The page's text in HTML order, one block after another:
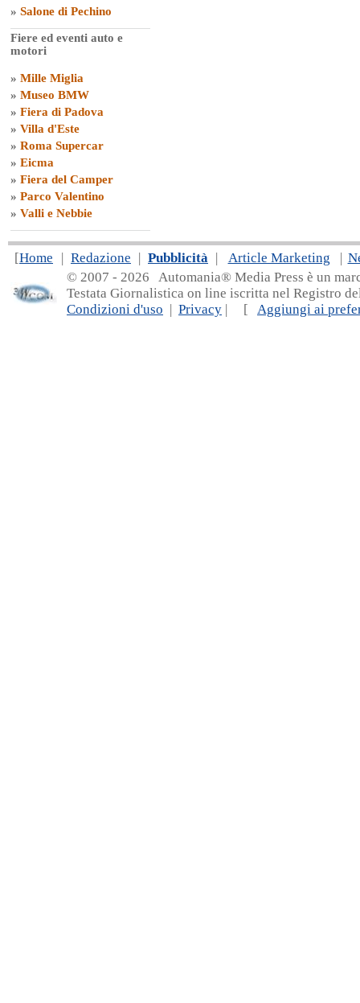
» Salone di Pechino
Fiere ed eventi auto e
motori
» Mille Miglia
» Museo BMW
» Fiera di Padova
» Villa d'Este
» Roma Supercar
» Eicma
» Fiera del Camper
» Parco Valentino
» Valli e Nebbie
[Home | Redazione | Pubblicità | Article Marketing |
© 2007 - 2026 Automania® Media Press è un
Testata Giornalistica on line iscritta nel Registro
Condizioni d'uso | Privacy | [ Aggiungi ai